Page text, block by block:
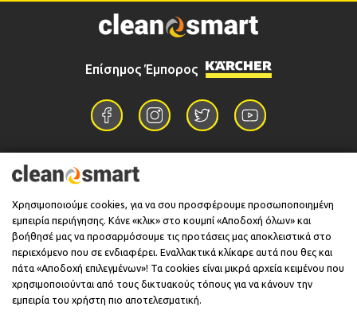
Επίσημος Έμπορος
Επικοινωνία
Πληροφορίες
Υποστήριξη
Χρησιμοποιούμε cookies, για να σου προσφέρουμε προσωποποιημένη
εμπειρία περιήγησης. Κάνε «κλικ» στο κουμπί «Αποδοχή όλων» και
βοήθησέ μας να προσαρμόσουμε τις προτάσεις μας αποκλειστικά στο
περιεχόμενο που σε ενδιαφέρει. Εναλλακτικά κλίκαρε αυτά που θες και
πάτα «Αποδοχή επιλεγμένων»! Τα cookies είναι μικρά αρχεία κειμένου που
χρησιμοποιούνται από τους δικτυακούς τόπους για να κάνουν την
εμπειρία του χρήστη πιο αποτελεσματική.